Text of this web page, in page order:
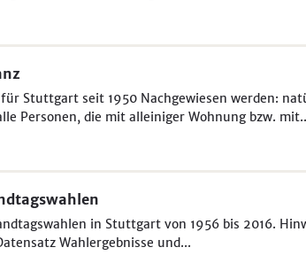
Stuttgart seit 1950 Nachgewiesen werden:
Personen, die mit alleiniger Wohnung bzw.
in Stuttgart von 1956 bis 2016.
Wahlergebnisse und...